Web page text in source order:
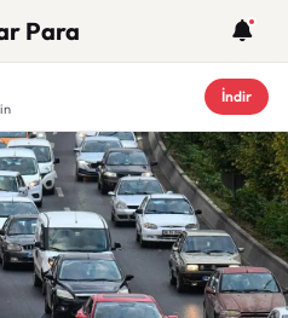
Para
İndir